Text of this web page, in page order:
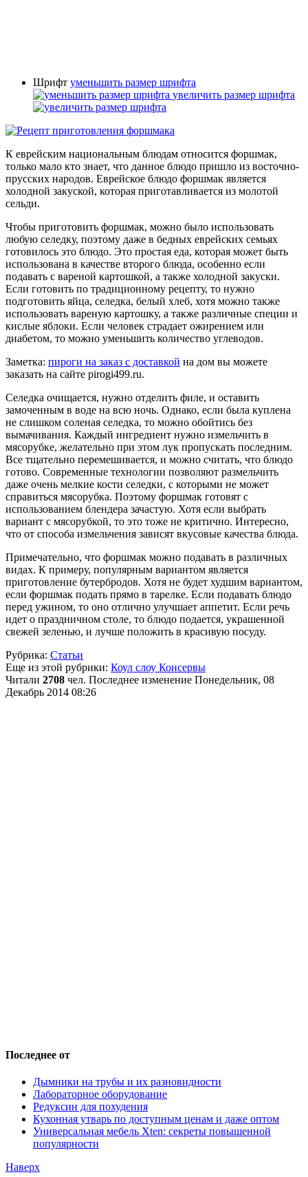
Шрифт уменьшить размер шрифта
увеличить размер шрифта
К еврейским национальным блюдам относится форшмак,
только мало кто знает, что данное блюдо пришло из восточно-
прусских народов. Еврейское блюдо форшмак является
холодной закуской, которая приготавливается из молотой
сельди.
Чтобы приготовить форшмак, можно было использовать
любую селедку, поэтому даже в бедных еврейских семьях
готовилось это блюдо. Это простая еда, которая может быть
использована в качестве второго блюда, особенно если
подавать с вареной картошкой, а также холодной закуски.
Если готовить по традиционному рецепту, то нужно
подготовить яйца, селедка, белый хлеб, хотя можно также
использовать вареную картошку, а также различные специи и
кислые яблоки. Если человек страдает ожирением или
диабетом, то можно уменьшить количество углеводов.
Заметка: пироги на заказ с доставкой на дом вы можете
заказать на сайте pirogi499.ru.
Селедка очищается, нужно отделить филе, и оставить
замоченным в воде на всю ночь. Однако, если была куплена
не слишком соленая селедка, то можно обойтись без
вымачивания. Каждый ингредиент нужно измельчить в
мясорубке, желательно при этом лук пропускать последним.
Все тщательно перемешивается, и можно считать, что блюдо
готово. Современные технологии позволяют размельчить
даже очень мелкие кости селедки, с которыми не может
справиться мясорубка. Поэтому форшмак готовят с
использованием блендера зачастую. Хотя если выбрать
вариант с мясорубкой, то это тоже не критично. Интересно,
что от способа измельчения зависят вкусовые качества блюда.
Примечательно, что форшмак можно подавать в различных
видах. К примеру, популярным вариантом является
приготовление бутербродов. Хотя не будет худшим вариантом,
если форшмак подать прямо в тарелке. Если подавать блюдо
перед ужином, то оно отлично улучшает аппетит. Если речь
идет о праздничном столе, то блюдо подается, украшенной
свежей зеленью, и лучше положить в красивую посуду.
Рубрика: Статьи
Еще из этой рубрики: Коул слоу Консервы
Читали 2708 чел. Последнее изменение Понедельник, 08
Декабрь 2014 08:26
Последнее от
Дымники на трубы и их разновидности
Лабораторное оборудование
Редуксин для похудения
Кухонная утварь по доступным ценам и даже оптом
Универсальная мебель Xten: секреты повышенной
популярности
Наверх